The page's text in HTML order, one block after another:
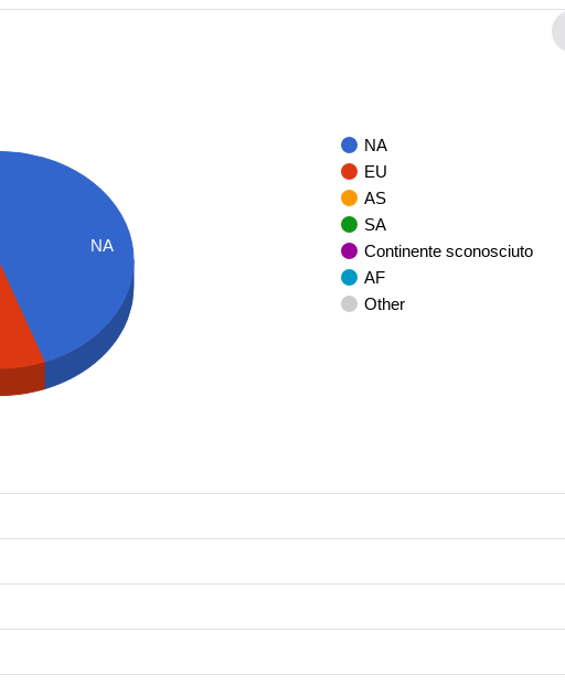
NA
EU
AS
SA
Continente sconosciuto
AF
Other
NA